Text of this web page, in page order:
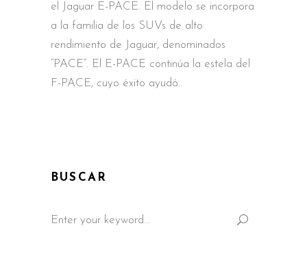
el Jaguar E-PACE. El modelo se incorpora
a la familia de los SUVs de alto
rendimiento de Jaguar, denominados
“PACE”. El E-PACE continúa la estela del
F-PACE, cuyo éxito ayudó
BUSCAR
for: